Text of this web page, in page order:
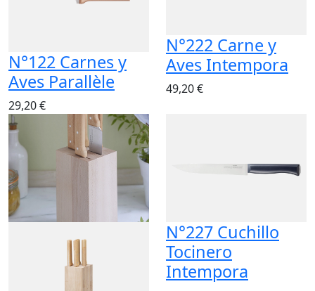
N°122 Carnes y
Aves Parallèle
29,20 €
N°222 Carne y
Aves Intempora
49,20 €
N°227 Cuchillo
Tocinero
Intempora